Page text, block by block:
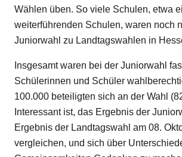
Wählen üben. So viele Schulen, etwa
weiterführenden Schulen, waren noch
Juniorwahl zu Landtagswahlen in
Insgesamt waren bei der Juniorwahl
Schülerinnen und Schüler
100.000 beteiligten sich an der Wahl
Interessant ist, das Ergebnis der
Ergebnis der Landtagswahl am 08.
vergleichen, und sich über